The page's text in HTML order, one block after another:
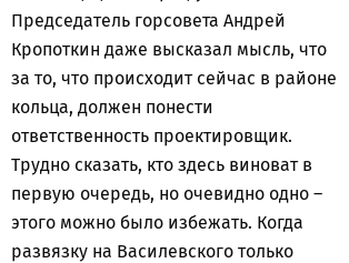
Председатель горсовета Андрей
Кропоткин даже высказал мысль, что
за то, что происходит сейчас в районе
кольца, должен понести
ответственность проектировщик.
Трудно сказать, кто здесь виноват в
первую очередь, но очевидно одно –
этого можно было избежать. Когда
развязку на Василевского только